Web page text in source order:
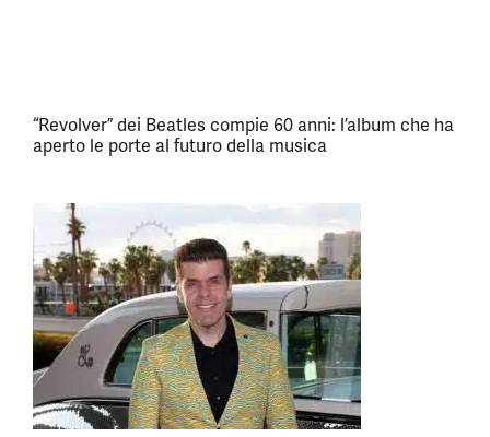
“Revolver” dei Beatles compie 60 anni: l’album che ha
aperto le porte al futuro della musica